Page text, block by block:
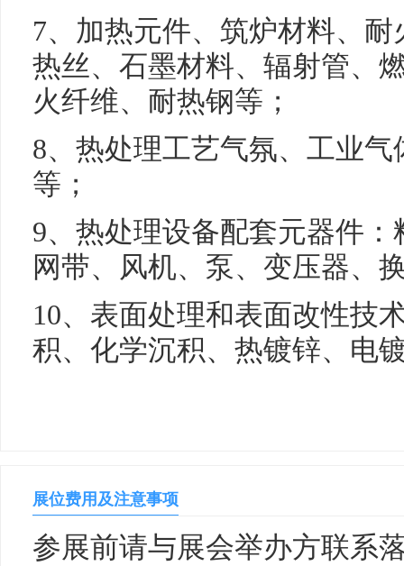
7、加热元件、筑炉材料、
热丝、石墨材料、辐射管、
火纤维、耐热钢等；
8、热处理工艺气氛、工业
等；
9、热处理设备配套元器件
网带、风机、泵、变压器、
10、表面处理和表面改性技
积、化学沉积、热镀锌、电
展位费用及注意事项
参展前请与展会举办方联系